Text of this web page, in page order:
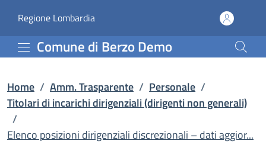
Elenco posizioni
Regione Lombardia(apre in un'altra scheda).
Comune di Berzo Demo
Home / Amm. Trasparente / Personale /
Titolari di incarichi dirigenziali (dirigenti non generali)
/
Elenco posizioni dirigenziali discrezionali – dati aggior...